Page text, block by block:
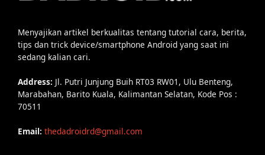
Menyajikan artikel berkualitas tentang tutorial cara, berita,
tips dan trick device/smartphone Android yang saat ini
sedang kalian cari.
Address: Jl. Putri Junjung Buih RT03 RW01, Ulu Benteng,
Marabahan, Barito Kuala, Kalimantan Selatan, Kode Pos :
70511
Email: thedadroidrd@gmail.com